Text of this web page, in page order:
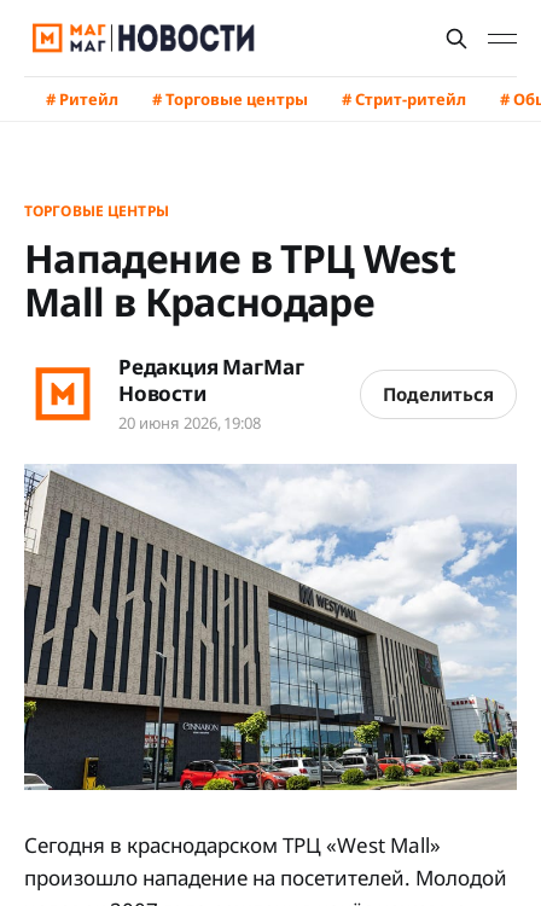
# Ритейл # Торговые центры # Стрит-ритейл #
ТОРГОВЫЕ ЦЕНТРЫ
Нападение в ТРЦ West
Mall в Краснодаре
Редакция МагМаг
Новости
20 июня 2026, 19:08
Поделиться
Сегодня в краснодарском ТРЦ «West Mall»
произошло нападение на посетителей. Молодой